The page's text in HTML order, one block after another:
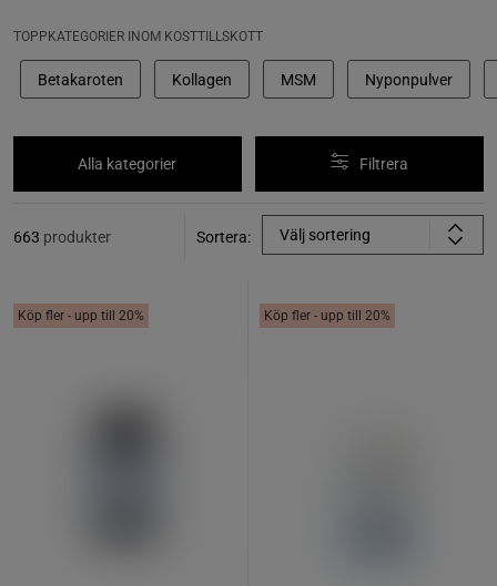
TOPPKATEGORIER INOM KOSTTILLSKOTT
Betakaroten Kollagen MSM Nyponpulver
Alla kategorier Filtrera
663 produkter Sortera: Välj sortering
Köp fler - upp till 20% Köp fler - upp till 20%